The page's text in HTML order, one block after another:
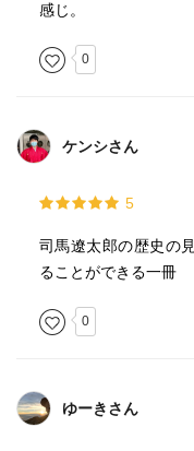
感じ。
0
ケンシさん
5
司馬遼太郎の歴史の
ることができる一冊
0
ゆーきさん